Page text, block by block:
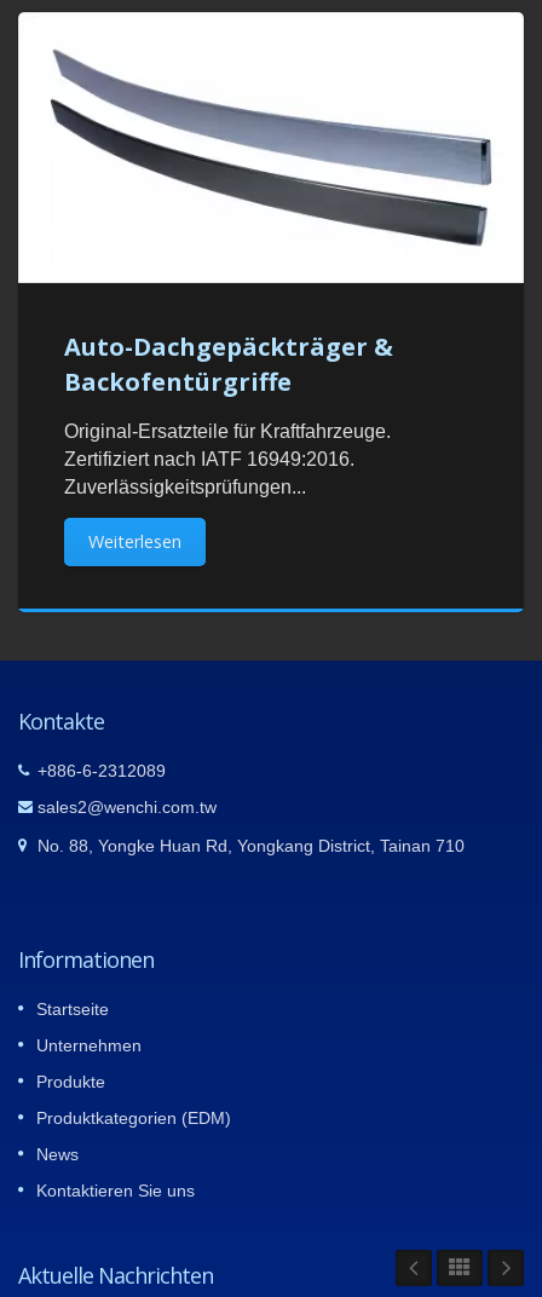
Auto-Dachgepäckträger &
Backofentürgriffe
Original-Ersatzteile für Kraftfahrzeuge.
Zertifiziert nach IATF 16949:2016.
Zuverlässigkeitsprüfungen...
Weiterlesen
Kontakte
+886-6-2312089
sales2@wenchi.com.tw
No. 88, Yongke Huan Rd, Yongkang District, Tainan 710
Informationen
Startseite
Unternehmen
Produkte
Produktkategorien (EDM)
News
Kontaktieren Sie uns
Aktuelle Nachrichten